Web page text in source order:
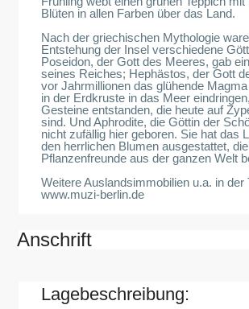
Blüten in allen Farben über das Land.
Nach der griechischen Mythologie
Entstehung der Insel verschiedene
Poseidon, der Gott des Meeres, gab
seines Reiches; Hephästos, der Gott
vor Jahrmillionen das glühende
in der Erdkruste in das Meer
Gesteine entstanden, die heute auf
sind. Und Aphrodite, die Göttin der
nicht zufällig hier geboren. Sie hat das
den herrlichen Blumen ausgestattet,
Pflanzenfreunde aus der ganzen Welt
Weitere Auslandsimmobilien u.a. in der
www.muzi-berlin.de
Anschrift
Lagebeschreibung: